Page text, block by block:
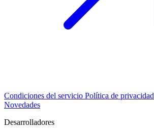
Condiciones del servicio Política de privacidad
Novedades
Desarrolladores